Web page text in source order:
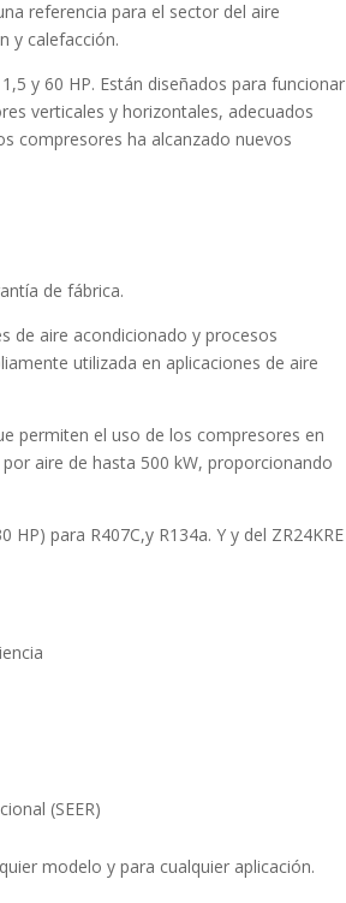
referencia para el sector del aire
y calefacción.
y 60 HP. Están diseñados para funcionar
verticales y horizontales, adecuados
compresores ha alcanzado nuevos
de fábrica.
de aire acondicionado y procesos
utilizada en aplicaciones de aire
permiten el uso de los compresores en
aire de hasta 500 kW, proporcionando
para R407C,y R134a. Y y del ZR24KRE
(SEER)
modelo y para cualquier aplicación.